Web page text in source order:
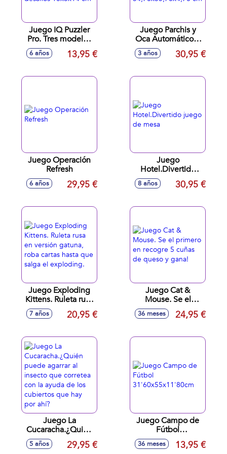
Juego IQ Puzzler
Pro. Tres modelos
de juego
diferentes. 120
cm
6 años 13,95 €
Juego Parchis y
Oca Automático 4
jugadores
34,70x35,70x4,70
3 años 30,95 €
Juego Operación
Refresh
6 años 29,95 €
Juego
Hotel.Divertido
juego de mesa
8 años 30,95 €
Juego Exploding
Kittens. Ruleta rusa
en versión gatuna,
roba cartas hasta
exploding.
7 años 20,95 €
Juego Cat &
Mouse. Se el
primero en recogre
5 cuñas de queso y
36 meses 24,95 €
Juego La
Cucaracha.¿Quién
puede agarrar al
insecto que
5 años 29,95 €
Juego Campo de
Fútbol
31'60x55x11'80cm
36 meses 13,95 €